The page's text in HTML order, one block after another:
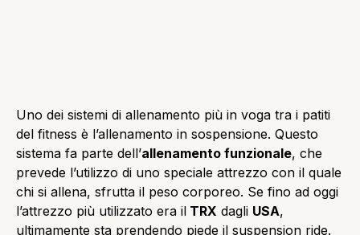
Uno dei sistemi di allenamento più in voga tra i patiti
del fitness è l’allenamento in sospensione. Questo
sistema fa parte dell’allenamento funzionale, che
prevede l’utilizzo di uno speciale attrezzo con il quale
chi si allena, sfrutta il peso corporeo. Se fino ad oggi
l’attrezzo più utilizzato era il TRX dagli USA,
ultimamente sta prendendo piede il suspension ride.